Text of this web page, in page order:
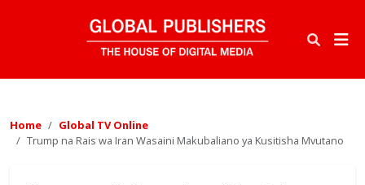
Home
Global TV Online
Trump na Rais wa Iran Wasaini Makubaliano ya Kusitisha Mvutano